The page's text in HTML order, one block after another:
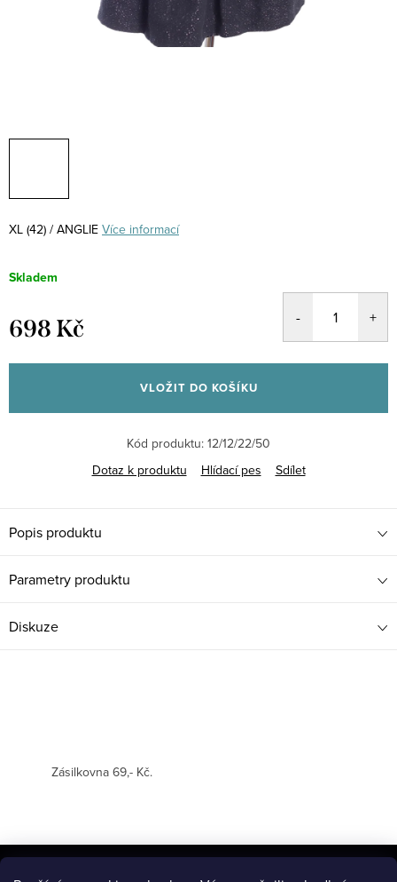
XL (42) / ANGLIE Více informací
Skladem
698 Kč
cena:
VLOŽIT DO KOŠÍKU
Kód produktu: 12/12/22/50
Dotaz k produktu
Hlídací pes Sdílet
Popis produktu
Parametry produktu
Diskuze
Zásilkovna 69,- Kč.
Z